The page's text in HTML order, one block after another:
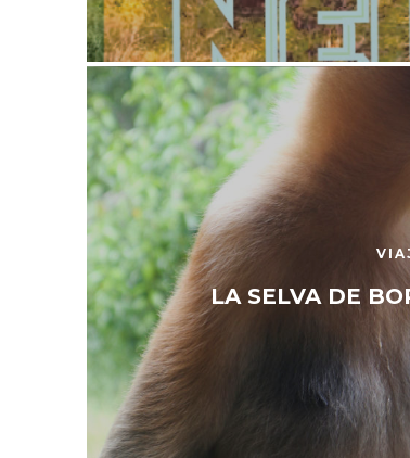
LA SELVA DE